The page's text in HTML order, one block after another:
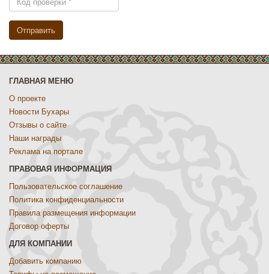
ГЛАВНАЯ МЕНЮ
О проекте
Новости Бухары
Отзывы о сайте
Наши награды
Реклама на портале
ПРАВОВАЯ ИНФОРМАЦИЯ
Пользовательское соглашение
Политика конфиденциальности
Правила размещения информации
Договор оферты
ДЛЯ КОМПАНИИ
Добавить компанию